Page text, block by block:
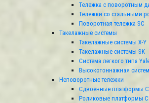
Тележка с поворотным
Тележки со стальными
Поворотная тележка SC
Такелажные системы
Такелажные системы X-Y
Такелажные системы SK
Система легкого типа
Высокотоннажная
Неповоротные тележки
Сдвоенные платформы
Роликовые платформы